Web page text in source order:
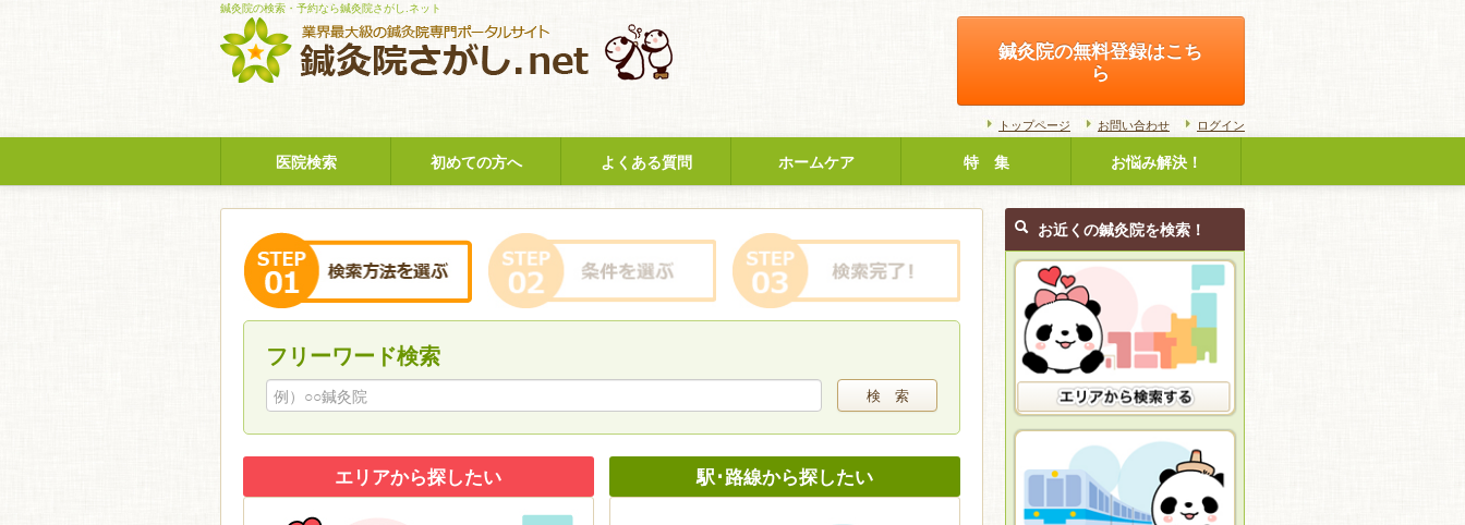
鍼灸院の検索・予約なら鍼灸院さがし.ネット
鍼灸院の無料登録はこち
ら
トップページ お問い合わせ ログイン
医院検索 初めての方へ よくある質問 ホームケア 特 集 お悩み解決！
フリーワード検索
検 索
エリアから探したい 駅･路線から探したい
お近くの鍼灸院を検索！